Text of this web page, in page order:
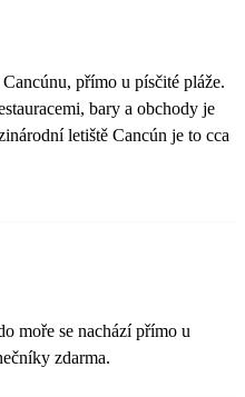
přímo u písčité pláže.
bary a obchody je
letiště Cancún je to cca
moře se nachází přímo u
zdarma.